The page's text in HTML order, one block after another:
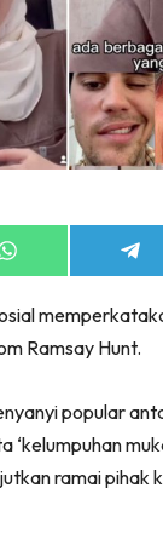
Share
on
on
Ramsay Hunt.
popular
‘kelumpuhan
ramai pihak